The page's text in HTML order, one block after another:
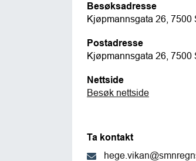
Besøksadresse
Kjøpmannsgata 26, 7500
Postadresse
Kjøpmannsgata 26, 7500
Nettside
Besøk nettside
Ta kontakt